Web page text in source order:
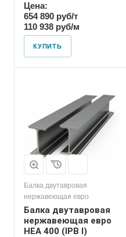
Цена:
654 890 руб/т
110 938 руб/м
КУПИТЬ
Балка двутавровая
нержавеющая евро
Балка двутавровая
нержавеющая евро
HEA 400 (IPB l)